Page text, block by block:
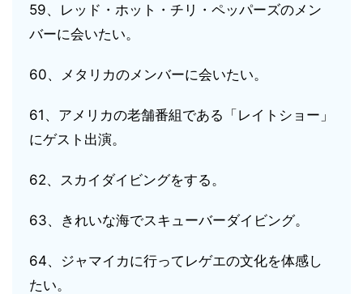
59、レッド・ホット・チリ・ペッパーズのメン
バーに会いたい。
60、メタリカのメンバーに会いたい。
61、アメリカの老舗番組である「レイトショー」
にゲスト出演。
62、スカイダイビングをする。
63、きれいな海でスキューバーダイビング。
64、ジャマイカに行ってレゲエの文化を体感し
たい。